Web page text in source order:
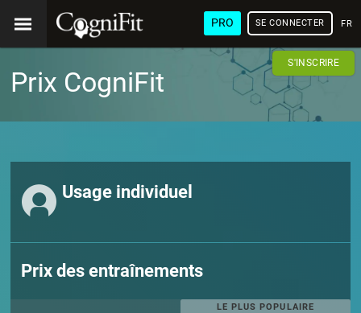
PRO SE CONNECTER
S'INSCRIRE
Prix CogniFit
Usage individuel
Prix des entraînements
LE PLUS POPULAIRE